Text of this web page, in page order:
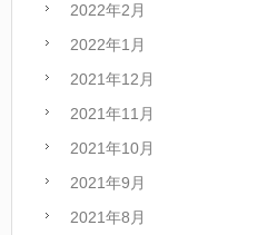
2022年2月
2022年1月
2021年12月
2021年11月
2021年10月
2021年9月
2021年8月